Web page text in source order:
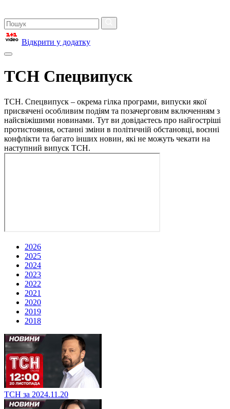
Відкрити у додатку
ТСН Спецвипуск
ТСН. Спецвипуск – окрема гілка програми, випуски якої
присвячені особливим подіям та позачерговим включенням з
найсвіжішими новинами. Тут ви довідаєтесь про найгостріші
протистояння, останні зміни в політичній обстановці, воєнні
конфлікти та багато інших новин, які не можуть чекати на
наступний випуск ТСН.
2026
2025
2024
2023
2022
2021
2020
2019
2018
ТСН за 2024.11.20